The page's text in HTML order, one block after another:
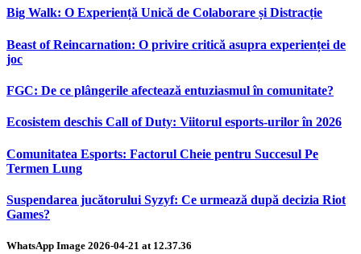
Big Walk: O Experiență Unică de Colaborare și Distracție
Beast of Reincarnation: O privire critică asupra experienței de
joc
FGC: De ce plângerile afectează entuziasmul în comunitate?
Ecosistem deschis Call of Duty: Viitorul esports-urilor în 2026
Comunitatea Esports: Factorul Cheie pentru Succesul Pe
Termen Lung
Suspendarea jucătorului Syzyf: Ce urmează după decizia Riot
Games?
WhatsApp Image 2026-04-21 at 12.37.36